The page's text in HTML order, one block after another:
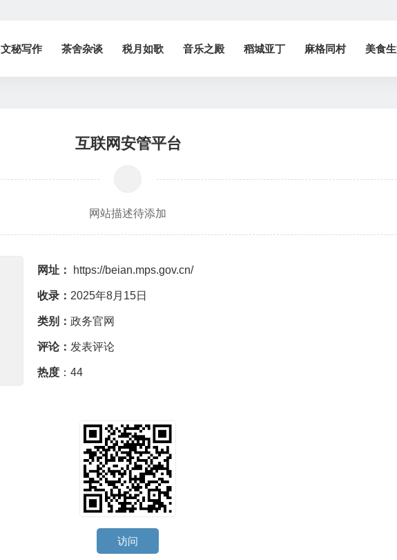
文秘写作 茶舍杂谈 税月如歌 音乐之殿 稻城亚丁 麻格同村 美食
互联网安管平台
网站描述待添加
网址： https://beian.mps.gov.cn/
收录： 2025年8月15日
类别： 政务官网
评论： 发表评论
热度 ：44
访问